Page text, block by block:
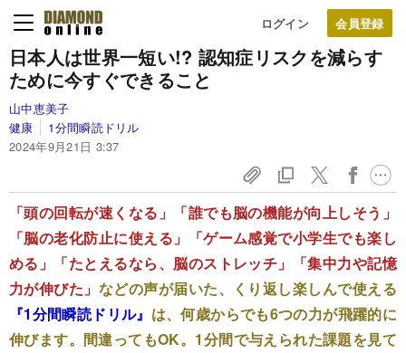
ログイン
日本人は世界一短い!? 認知症リスクを減らす
ために今すぐできること
山中恵美子
健康
1分間瞬読ドリル
2024年9月21日 3:37
「頭の回転が速くなる」「誰でも脳の機能が向上しそう」
「脳の老化防止に使える」「ゲーム感覚で小学生でも楽し
める」「たとえるなら、脳のストレッチ」「集中力や記憶
力が伸びた」 などの声が届いた、くり返し楽しんで使える
『1分間瞬読ドリル』 は、何歳からでも6つの力が飛躍的に
伸びます。間違ってもOK。1分間で与えられた課題を見て